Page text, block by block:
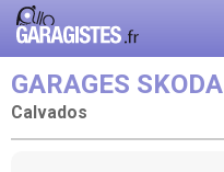
GARAGES SKODA
Calvados